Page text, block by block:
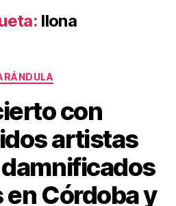
Ilona
Categorías
con
artistas
Córdoba y